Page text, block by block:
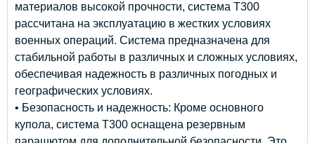
материалов высокой прочности, система T300
рассчитана на эксплуатацию в жестких условиях
военных операций. Система предназначена для
стабильной работы в различных и сложных условиях,
обеспечивая надежность в различных погодных и
географических условиях.
• Безопасность и надежность: Кроме основного
купола, система T300 оснащена резервным